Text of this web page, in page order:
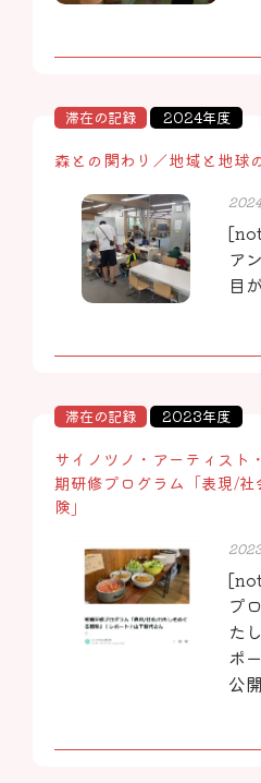
滞在の記録 2024年度
森との関わり／地域と地球
ア
目
滞在の記録 2023年度
サイノツノ・アーティス
期研修プログラム「表現/
険」
プ
た
ポ
公